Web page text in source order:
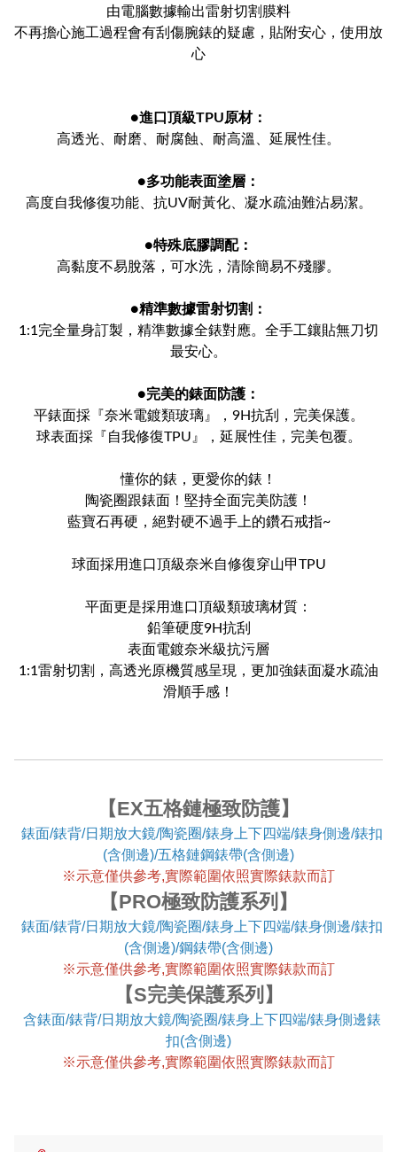
由電腦數據輸出雷射切割膜料
不再擔心施工過程會有刮傷腕錶的疑慮，貼附安心，使用放
心
●進口頂級TPU原材：
高透光、耐磨、耐腐蝕、耐高溫、延展性佳。
●多功能表面塗層：
高度自我修復功能、抗UV耐黃化、凝水疏油難沾易潔。
●特殊底膠調配：
高黏度不易脫落，可水洗，清除簡易不殘膠。
●精準數據雷射切割：
1:1完全量身訂製，精準數據全錶對應。全手工鑲貼無刀切
最安心。
●完美的錶面防護：
平錶面採『奈米電鍍類玻璃』，9H抗刮，完美保護。
球表面採『自我修復TPU』，延展性佳，完美包覆。
懂你的錶，更愛你的錶！
陶瓷圈跟錶面！堅持全面完美防護！
藍寶石再硬，絕對硬不過手上的鑽石戒指~
球面採用進口頂級奈米自修復穿山甲TPU
平面更是採用進口頂級類玻璃材質：
鉛筆硬度9H抗刮
表面電鍍奈米級抗污層
1:1雷射切割，高透光原機質感呈現，更加強錶面凝水疏油
滑順手感！
【EX五格鏈極致防護】
錶面/錶背/日期放大鏡/陶瓷圈/錶身上下四端/錶身側邊/錶扣
(含側邊)/五格鏈鋼錶帶(含側邊)
※示意僅供參考,實際範圍依照實際錶款而訂
【PRO極致防護系列】
錶面/錶背/日期放大鏡/陶瓷圈/錶身上下四端/錶身側邊/錶扣
(含側邊)/鋼錶帶(含側邊)
※示意僅供參考,實際範圍依照實際錶款而訂
【S完美保護系列】
含錶面/錶背/日期放大鏡/陶瓷圈/錶身上下四端/錶身側邊錶
扣(含側邊)
※示意僅供參考,實際範圍依照實際錶款而訂